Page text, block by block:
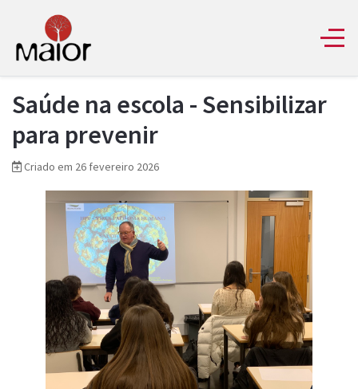
Saúde na escola - Sensibilizar
para prevenir
Criado em 26 fevereiro 2026